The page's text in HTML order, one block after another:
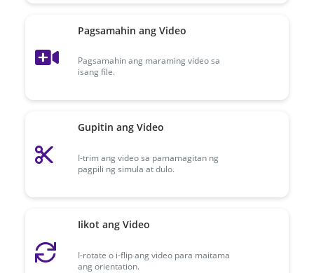
Pagsamahin ang Video
Pagsamahin ang maraming video sa
isang file.
Gupitin ang Video
I-trim ang video sa pamamagitan ng
pagpili ng simula at dulo.
Iikot ang Video
I-rotate o i-flip ang video para maitama
ang orientation.